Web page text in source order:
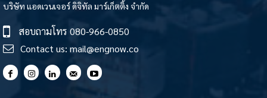
บริษัท แอดเวนเจอร์ ดิจิทัล มาร์เก็ตติ้ง จำกัด
สอบถามโทร 080-966-0850
Contact us: mail@engnow.co